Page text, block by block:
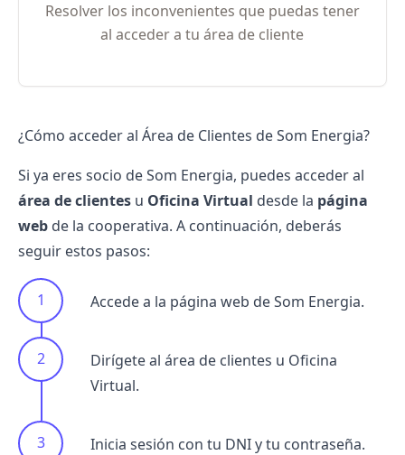
Resolver los inconvenientes que puedas tener
al acceder a tu área de cliente
¿Cómo acceder al Área de Clientes de Som Energia?
Si ya eres socio de Som Energia, puedes acceder al
área de clientes u Oficina Virtual desde la página
web de la cooperativa. A continuación, deberás
seguir estos pasos:
Accede a la página web de Som Energia.
Dirígete al área de clientes u Oficina
Virtual.
Inicia sesión con tu DNI y tu contraseña.